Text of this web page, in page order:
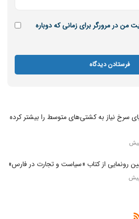
من در مرورگر برای زمانی که دوباره
سرخ نیاز به کشتی‌های متوسط را بیشتر کرده
رونمایی از کتاب «سیاست و تجارت در فارس»